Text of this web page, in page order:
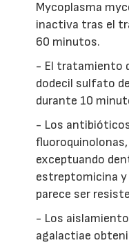
Mycoplasma
inactiva tras el
60 minutos.
- El tratamiento
dodecil sulfato
durante 10
- Los
exceptuando
estreptomicina y
parece ser
- Los
agalactiae